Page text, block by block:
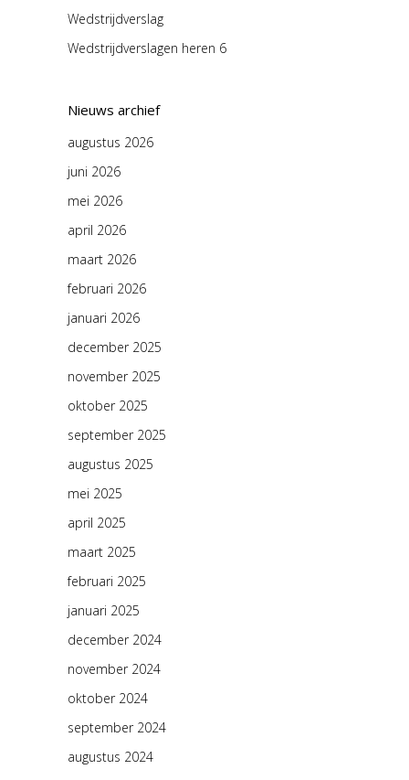
Wedstrijdverslag
Wedstrijdverslagen heren 6
Nieuws archief
augustus 2026
juni 2026
mei 2026
april 2026
maart 2026
februari 2026
januari 2026
december 2025
november 2025
oktober 2025
september 2025
augustus 2025
mei 2025
april 2025
maart 2025
februari 2025
januari 2025
december 2024
november 2024
oktober 2024
september 2024
augustus 2024